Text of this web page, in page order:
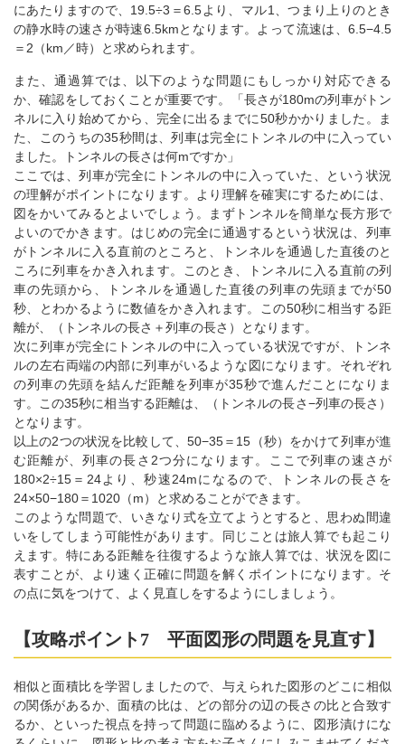
にあたりますので、19.5÷3＝6.5より、マル1、つまり上りのとき
の静水時の速さが時速6.5kmとなります。よって流速は、6.5−4.5
＝2（km／時）と求められます。
また、通過算では、以下のような問題にもしっかり対応できる
か、確認をしておくことが重要です。「長さが180mの列車がトン
ネルに入り始めてから、完全に出るまでに50秒かかりました。ま
た、このうちの35秒間は、列車は完全にトンネルの中に入ってい
ました。トンネルの長さは何mですか」
ここでは、列車が完全にトンネルの中に入っていた、という状況
の理解がポイントになります。より理解を確実にするためには、
図をかいてみるとよいでしょう。まずトンネルを簡単な長方形で
よいのでかきます。はじめの完全に通過するという状況は、列車
がトンネルに入る直前のところと、トンネルを通過した直後のと
ころに列車をかき入れます。このとき、トンネルに入る直前の列
車の先頭から、トンネルを通過した直後の列車の先頭までが50
秒、とわかるように数値をかき入れます。この50秒に相当する距
離が、（トンネルの長さ＋列車の長さ）となります。
次に列車が完全にトンネルの中に入っている状況ですが、トンネ
ルの左右両端の内部に列車がいるような図になります。それぞれ
の列車の先頭を結んだ距離を列車が35秒で進んだことになりま
す。この35秒に相当する距離は、（トンネルの長さ−列車の長さ）
となります。
以上の2つの状況を比較して、50−35＝15（秒）をかけて列車が進
む距離が、列車の長さ2つ分になります。ここで列車の速さが
180×2÷15＝24より、秒速24mになるので、トンネルの長さを
24×50−180＝1020（m）と求めることができます。
このような問題で、いきなり式を立てようとすると、思わぬ間違
いをしてしまう可能性があります。同じことは旅人算でも起こり
えます。特にある距離を往復するような旅人算では、状況を図に
表すことが、より速く正確に問題を解くポイントになります。そ
の点に気をつけて、よく見直しをするようにしましょう。
【攻略ポイント7 平面図形の問題を見直す】
相似と面積比を学習しましたので、与えられた図形のどこに相似
の関係があるか、面積の比は、どの部分の辺の長さの比と合致す
るか、といった視点を持って問題に臨めるように、図形漬けにな